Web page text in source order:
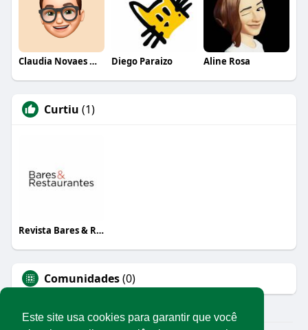
Este site usa cookies para garantir que você
Claudia Novaes Novaes Diego Paraizo Aline Rosa
Curtiu (1)
Revista Bares & Restaurantes
Comunidades(0)